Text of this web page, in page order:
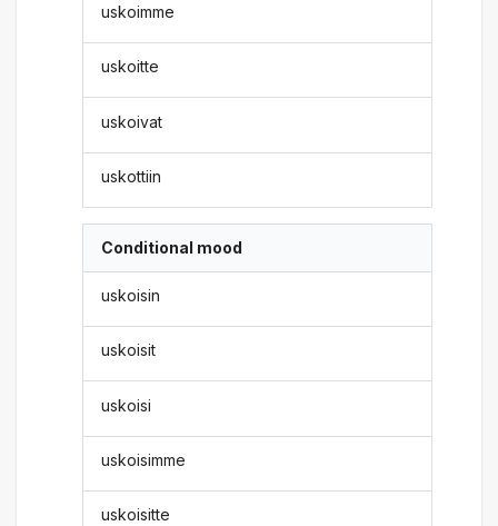
uskoimme
uskoitte
uskoivat
uskottiin
Conditional mood
uskoisin
uskoisit
uskoisi
uskoisimme
uskoisitte